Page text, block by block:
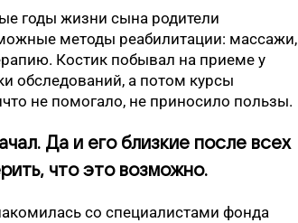
годы жизни сына родители
методы реабилитации: массажи,
Костик побывал на приеме у
обследований, а потом курсы
не помогало, не приносило пользы.
Да и его близкие после всех
что это возможно.
со специалистами фонда